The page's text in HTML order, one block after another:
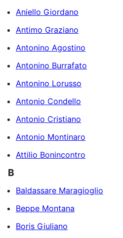
Aniello Giordano
Antimo Graziano
Antonino Agostino
Antonino Burrafato
Antonino Lorusso
Antonio Condello
Antonio Cristiano
Antonio Montinaro
Attilio Bonincontro
B
Baldassare Maragioglio
Beppe Montana
Boris Giuliano